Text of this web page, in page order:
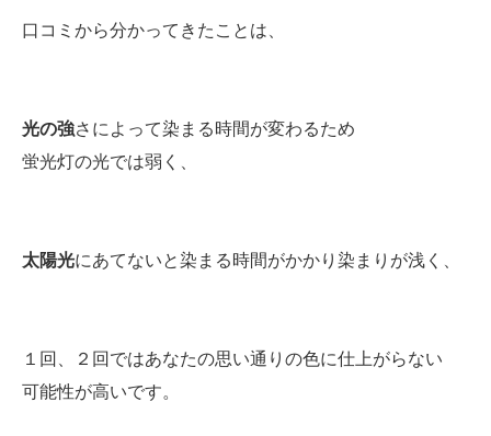
口コミから分かってきたことは、
光の強さによって染まる時間が変わるため
蛍光灯の光では弱く、
太陽光にあてないと染まる時間がかかり染まりが浅く、
１回、２回ではあなたの思い通りの色に仕上がらない
可能性が高いです。